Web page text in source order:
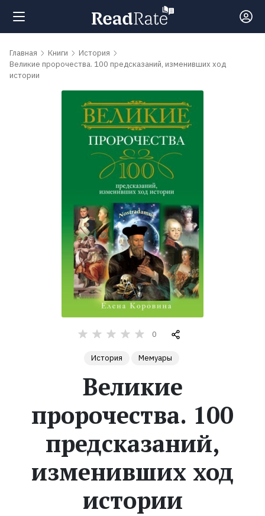
Поиск
обсуждаемые
Главная Книги
История
Великие пророчества. 100 предсказаний, изменивших ход
истории
0
История Мемуары
Великие
пророчества. 100
предсказаний,
изменивших ход
истории